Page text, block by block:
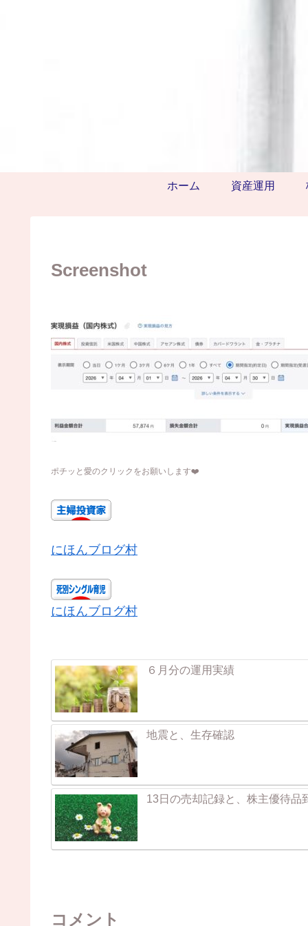
ホーム 資産運用
Screenshot
ポチッと愛のクリックをお願いします❤️
にほんブログ村
にほんブログ村
６月分の運用実績
地震と、生存確認
13日の売却記録と、株主優待品
コメント